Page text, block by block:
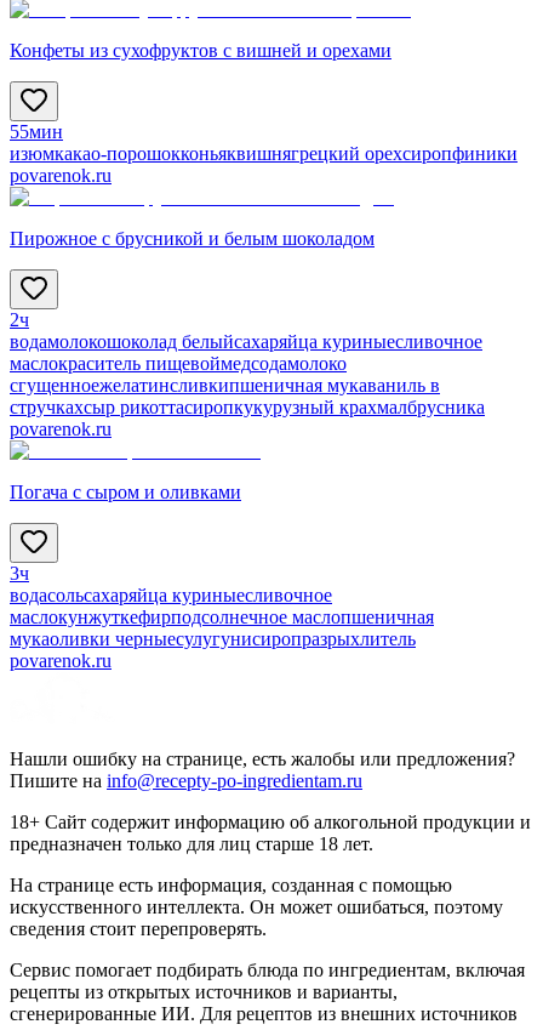
Конфеты из сухофруктов с вишней и орехами
55мин
изюмкакао-порошокконьяквишнягрецкий орехсиропфиники
povarenok.ru
Пирожное с брусникой и белым шоколадом
2ч
водамолокошоколад белыйсахаряйца куриныесливочное
маслокраситель пищевоймедсодамолоко
сгущенноежелатинсливкипшеничная мукаваниль в
стручкахсыр рикоттасиропкукурузный крахмалбрусника
povarenok.ru
Погача с сыром и оливками
3ч
водасольсахаряйца куриныесливочное
маслокунжуткефирподсолнечное маслопшеничная
мукаоливки черныесулугунисиропразрыхлитель
povarenok.ru
Нашли ошибку на странице, есть жалобы или предложения?
Пишите на info@recepty-po-ingredientam.ru
18+ Сайт содержит информацию об алкогольной продукции и
предназначен только для лиц старше 18 лет.
На странице есть информация, созданная с помощью
искусственного интеллекта. Он может ошибаться, поэтому
сведения стоит перепроверять.
Сервис помогает подбирать блюда по ингредиентам, включая
рецепты из открытых источников и варианты,
сгенерированные ИИ. Для рецептов из внешних источников